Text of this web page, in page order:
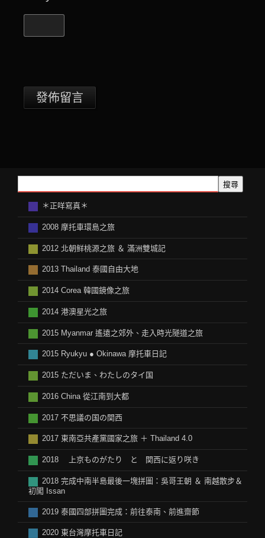
搜尋
＊正咩寫真＊
2008 摩托車環島之旅
2012 北朝鲜桃源之旅 ＆ 滿洲雙城記
2013 Thailand 泰國自由大地
2014 Corea 韓國鏡像之旅
2014 港澳星光之旅
2015 Myanmar 遙遠之郊外、走入時光隧道之旅
2015 Ryukyu ● Okinawa 摩托車日記
2015 ただいま、わたしのタイ国
2016 China 從江南到大都
2017 不思議の国の関西
2017 東南亞共產黨國家之旅 ＋ Thailand 4.0
2018 上京ものがたり と 関西に返り咲き
2018 完成中南半島最後一塊拼圖：吳哥王朝 ＆ 南越散步＆
初闖 Issan
2019 泰國四部拼圖完成：前往泰南、前進齋節
2020 東台灣摩托車日記